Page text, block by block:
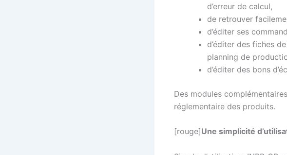
d’erreur de calcul,
de retrouver
d’éditer ses
d’éditer des fiches
planning de
d’éditer des bons
Des modules
réglementaire des produits.
[rouge]Une simplicité